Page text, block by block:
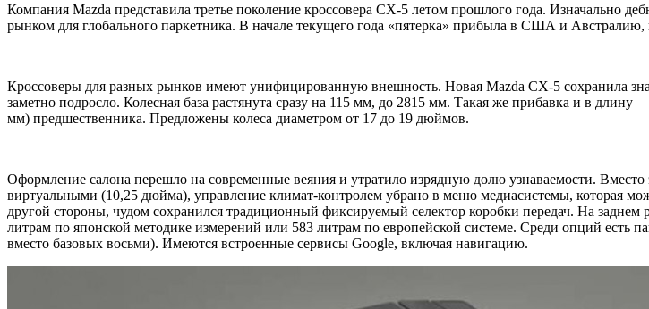
Компания Mazda представила третье поколение кроссовера CX-5 летом прошлого года. Изначально
рынком для глобального паркетника. В начале текущего года «пятерка» прибыла в США и Австралию,
Кроссоверы для разных рынков имеют унифицированную внешность. Новая Mazda CX-5 сохранила
заметно подросло. Колесная база растянута сразу на 115 мм, до 2815 мм. Такая же прибавка и в
мм) предшественника. Предложены колеса диаметром от 17 до 19 дюймов.
Оформление салона перешло на современные веяния и утратило изрядную долю узнаваемости.
виртуальными (10,25 дюйма), управление климат-контролем убрано в меню медиасистемы, которая
другой стороны, чудом сохранился традиционный фиксируемый селектор коробки передач. На заднем
литрам по японской методике измерений или 583 литрам по европейской системе. Среди опций есть
вместо базовых восьми). Имеются встроенные сервисы Google, включая навигацию.